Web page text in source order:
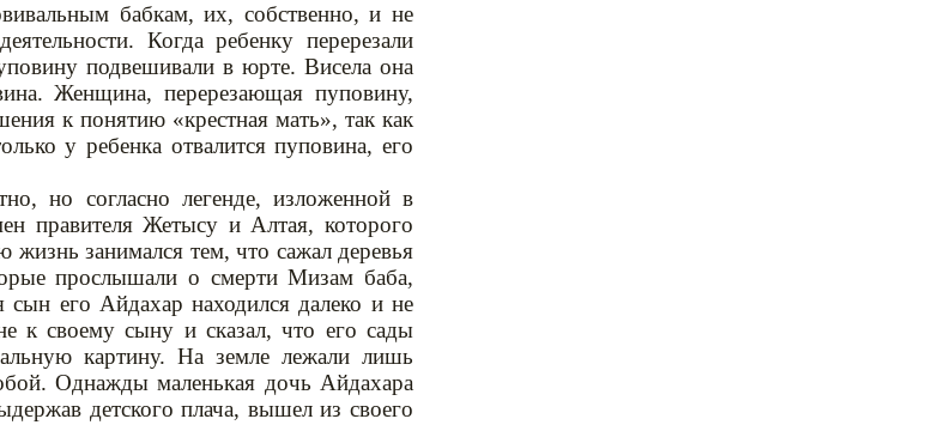
бабкам, их, собственно, и не
Когда ребенку перерезали
подвешивали в юрте. Висела она
Женщина, перерезающая пуповину,
к понятию «крестная мать», так как
у ребенка отвалится пуповина, его
но согласно легенде, изложенной в
правителя Жетысу и Алтая, которого
занимался тем, что сажал деревья
прослышали о смерти Мизам баба,
его Айдахар находился далеко и не
к своему сыну и сказал, что его сады
картину. На земле лежали лишь
Однажды маленькая дочь Айдахара
детского плача, вышел из своего